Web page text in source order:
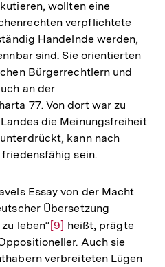
wollten eine
verpflichtete
Handelnde werden,
sind. Sie orientierten
Bürgerrechtlern und
an der
77. Von dort war zu
die Meinungsfreiheit
kann nach
sein.
Essay von der Macht
Übersetzung
leben“Zur
Auflösung
der
[9] heißt, prägte
Auch sie
verbreiteten Lügen